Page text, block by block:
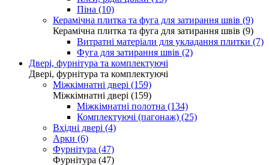
Піна (10)
Керамічна плитка та фуга для затирання швів (9)
Керамічна плитка та фуга для затирання швів (9)
Витратні матеріали для укладання плитки (7)
Фуга для затирання швів (2)
Двері, фурнітура та комплектуючі
Двері, фурнітура та комплектуючі
Міжкімнатні двері (159)
Міжкімнатні двері (159)
Міжкімнатні полотна (134)
Комплектуючі (пагонаж) (25)
Вхідні двері (4)
Арки (6)
Фурнітура (47)
Фурнітура (47)